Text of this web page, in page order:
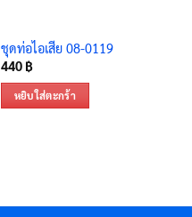
ชุดท่อไอเสีย 08-0119
440 ฿
หยิบใส่ตะกร้า